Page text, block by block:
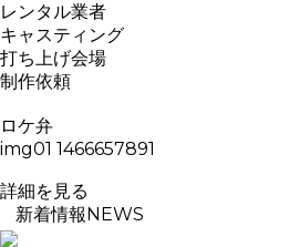
レンタル業者
キャスティング
打ち上げ会場
制作依頼
ロケ弁
img01 1466657891
詳細を見る
新着情報NEWS